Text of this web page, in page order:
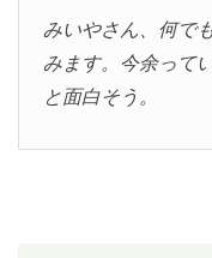
みいやさん、何で
みます。今余って
と面白そう。